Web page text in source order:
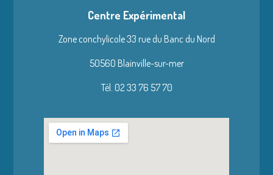
Centre Expérimental
Zone conchylicole 33 rue du Banc du Nord
50560 Blainville-sur-mer
Tél. 02 33 76 57 70